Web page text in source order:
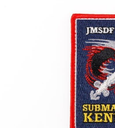
Tシャツ・ウェア
キャップ（帽子）
ワッペン
その他グッズ（バ